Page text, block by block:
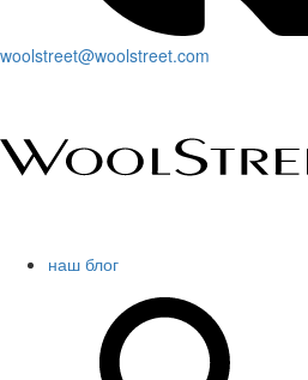
woolstreet@woolstreet.com
наш блог